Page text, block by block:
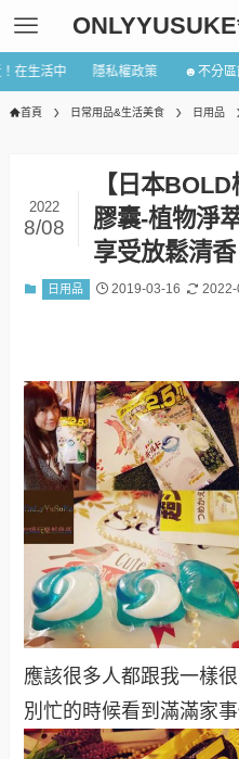
在生活中 隱私權政策 ☻不分區
首頁 日常用品&生活美食 日用品
【日本
膠囊-植物淨
享受放鬆清香
2022
8/08
日用品 2019-03-16
應該很多人都跟我一樣
別忙的時候看到滿滿家